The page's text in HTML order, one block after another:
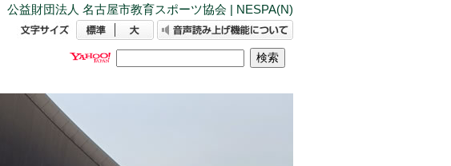
公益財団法人 名古屋市教育スポーツ協会 | NESPA(N)